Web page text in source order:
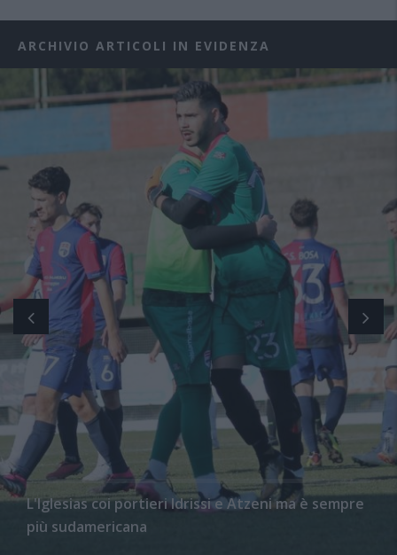
ARCHIVIO ARTICOLI IN EVIDENZA
L'Iglesias coi portieri Idrissi e Atzeni ma è sempre
più sudamericana